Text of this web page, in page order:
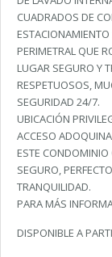
CUADRADOS DE
PERIMETRAL QUE
LUGAR SEGURO Y
RESPETUOSOS,
SEGURIDAD 24/7.
UBICACIÓN
ACCESO
ESTE CONDOMINIO
SEGURO,
TRANQUILIDAD.
PARA MÁS
DISPONIBLE A